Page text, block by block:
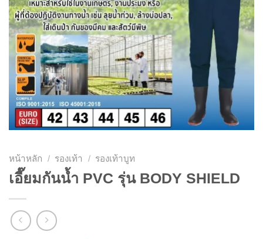
หน้าหลัก / รองเท้า / รองเท้าบูท
เอี๊ยมกันน้ำ PVC รุ่น BODY SHIELD